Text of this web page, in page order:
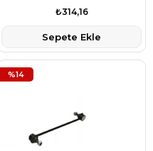
2S613B438AE
₺314,16
Sepete Ekle
%14